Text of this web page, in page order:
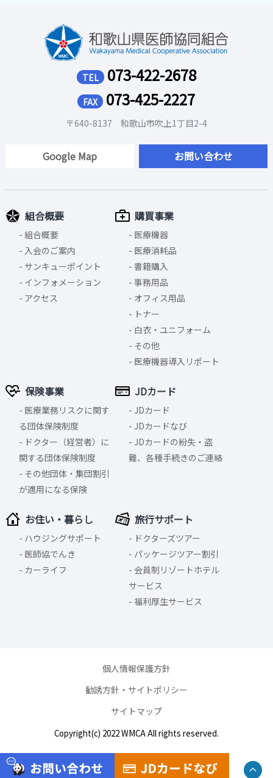
TEL 073-422-2678
FAX 073-425-2227
〒640-8137 和歌山市吹上1丁目2-4
Google Map お問い合わせ
組合概要
組合概要
入会のご案内
サンキューポイント
インフォメーション
アクセス
購買事業
医療機器
医療消耗品
書籍購入
事務用品
オフィス用品
トナー
白衣・ユニフォーム
その他
医療機器導入リポート
保険事業
医療業務リスクに関す
る団体保険制度
ドクター（経営者）に
関する団体保険制度
その他団体・集団割引
が適用になる保険
JDカード
JDカード
JDカードなび
JDカードの紛失・盗
難、各種手続きのご連絡
お住い・暮らし
ハウジングサポート
医師協でんき
カーライフ
旅行サポート
ドクターズツアー
パッケージツアー割引
会員制リゾートホテル
サービス
福利厚生サービス
個人情報保護方針
勧誘方針・サイトポリシー
サイトマップ
Copyright(c) 2022 WMCA All rights reserved.